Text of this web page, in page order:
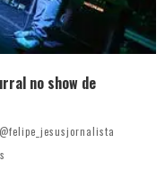
no show de